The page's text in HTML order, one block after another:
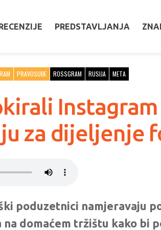
PREDSTAVLJANJA
PRAVOSUĐE ROSSGRAM RUSIJA META
za dijeljenje
poduzetnici namjeravaju
domaćem tržištu kako bi